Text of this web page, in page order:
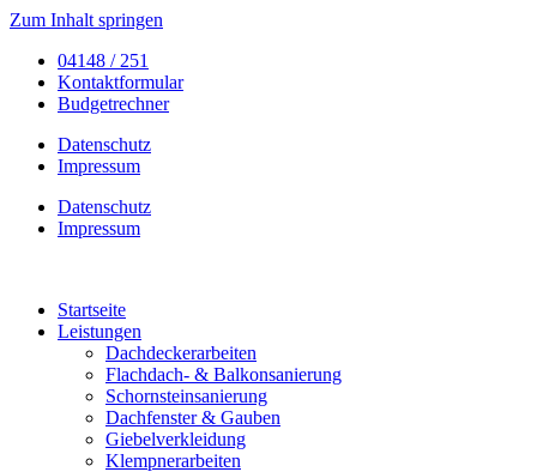
Zum Inhalt springen
04148 / 251
Kontaktformular
Budgetrechner
Datenschutz
Impressum
Datenschutz
Impressum
Startseite
Leistungen
Dachdeckerarbeiten
Flachdach- & Balkonsanierung
Schornsteinsanierung
Dachfenster & Gauben
Giebelverkleidung
Klempnerarbeiten